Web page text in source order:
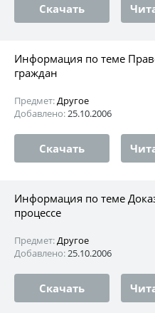
Скачать
Информация по теме
граждан
Предмет:Другое
Добавлено:25.10.2006
Скачать
Информация по теме
процессе
Предмет:Другое
Добавлено:25.10.2006
Скачать